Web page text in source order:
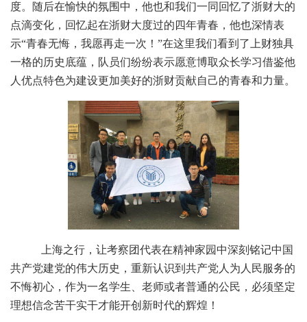
度。随后在愉快的氛围中，他也和我们一同回忆了浙财大的
点滴变化，回忆起在浙财大度过的四年青春，他也深情表
示“青春无悔，我愿再走一次！”在这里我们看到了上财独具
一格的历史底蕴，队员们纷纷表示愿意博取众长学习借鉴他
人优点特色为建设更加美好的浙财贡献自己的青春和力量。
上海之行，让考察团代表在精神家园中深刻铭记中国
共产党建党的伟大历史，重新认识到共产党人为人民服务的
不悔初心，作为一名学生、老师或者普通的公民，必须坚定
理想信念苦干实干才能开创新时代的辉煌！